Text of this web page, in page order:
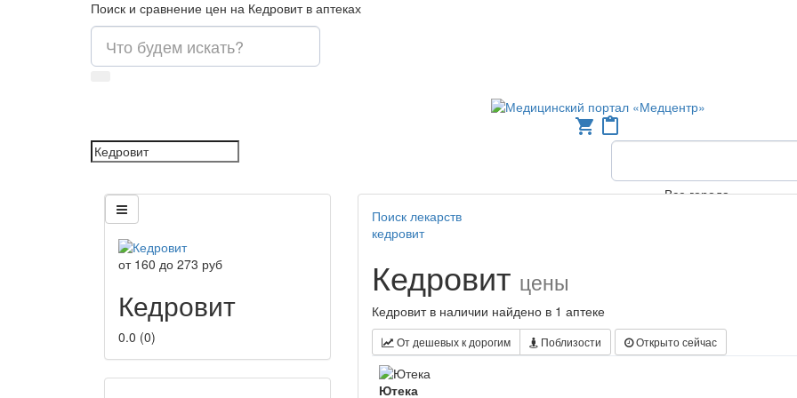
Поиск и сравнение цен на Кедровит в аптеках
shopping_cart content_paste
Все города
от 160 до 273 руб
Кедровит
0.0 (0)
Поиск лекарств
кедровит
Кедровит цены
Кедровит в наличии найдено в 1 аптеке
От дешевых к дорогим Поблизости Открыто сейчас
Ютека